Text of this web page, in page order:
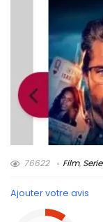
76622 Film, Serie
Ajouter votre avis